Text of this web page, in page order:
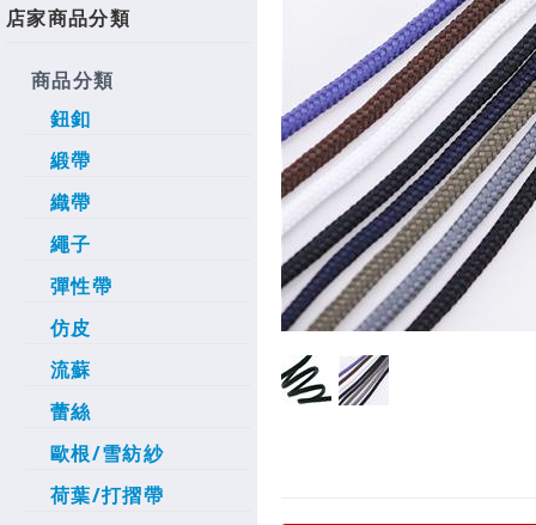
店家商品分類
商品分類
鈕釦
緞帶
織帶
繩子
彈性帶
仿皮
流蘇
蕾絲
歐根/雪紡紗
荷葉/打摺帶